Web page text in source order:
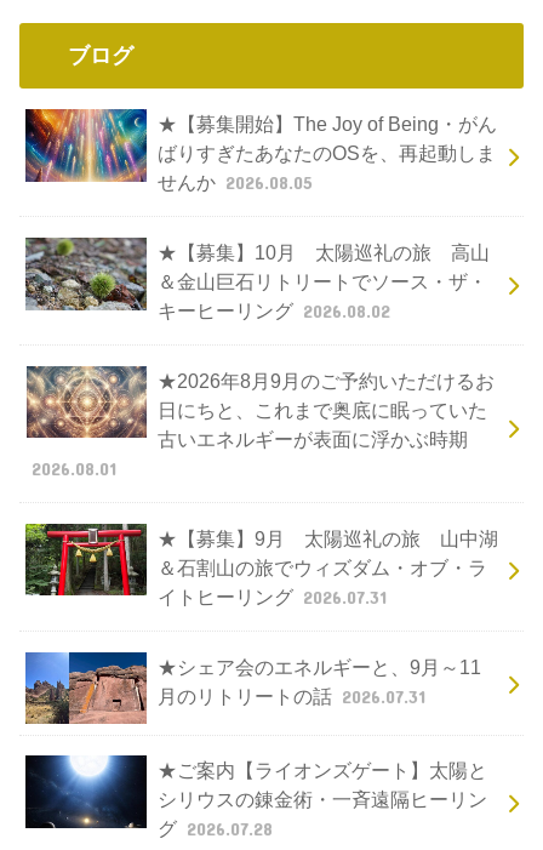
ブログ
★【募集開始】The Joy of Being・がん
ばりすぎたあなたのOSを、再起動しま
せんか 2026.08.05
★【募集】10月 太陽巡礼の旅 高山
＆金山巨石リトリートでソース・ザ・
キーヒーリング 2026.08.02
★2026年8月9月のご予約いただけるお
日にちと、これまで奥底に眠っていた
古いエネルギーが表面に浮かぶ時期
2026.08.01
★【募集】9月 太陽巡礼の旅 山中湖
＆石割山の旅でウィズダム・オブ・ラ
イトヒーリング 2026.07.31
★シェア会のエネルギーと、9月～11
月のリトリートの話 2026.07.31
★ご案内【ライオンズゲート】太陽と
シリウスの錬金術・一斉遠隔ヒーリン
グ 2026.07.28